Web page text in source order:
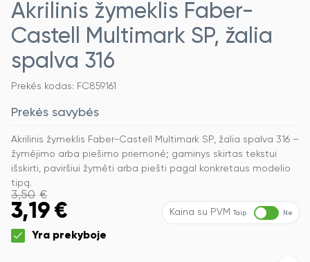
Akrilinis žymeklis Faber-
Castell Multimark SP, žalia
spalva 316
Prekės kodas: FC859161
Prekės savybės
Akrilinis žymeklis Faber-Castell Multimark SP, žalia spalva 316 –
žymėjimo arba piešimo priemonė; gaminys skirtas tekstui
išskirti, paviršiui žymėti arba piešti pagal konkretaus modelio
tipą.
3,50 €
3,19 € Kaina su PVM Taip Ne
Yra prekyboje